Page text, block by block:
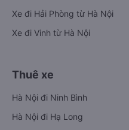
Xe đi Hải Phòng từ Hà Nội
Xe đi Vinh từ Hà Nội
Thuê xe
Hà Nội đi Ninh Bình
Hà Nội đi Hạ Long